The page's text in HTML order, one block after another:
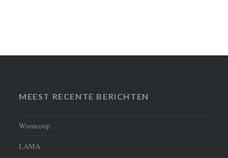
MEEST RECENTE BERICHTEN
Wooncoop
LAMA